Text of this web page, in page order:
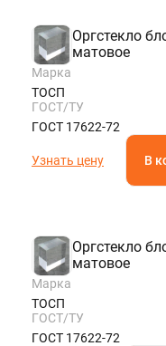
Оргстекло
матовое
Марка
ТОСП
ГОСТ/ТУ
ГОСТ 17622-72
Узнать цену В
Оргстекло
матовое
Марка
ТОСП
ГОСТ/ТУ
ГОСТ 17622-72